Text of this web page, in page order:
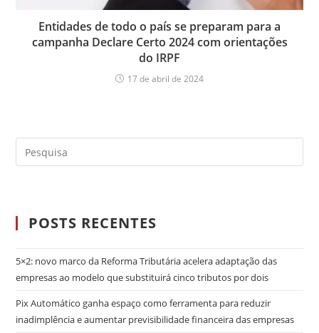
Entidades de todo o país se preparam para a
campanha Declare Certo 2024 com orientações
do IRPF
17 de abril de 2024
POSTS RECENTES
5×2: novo marco da Reforma Tributária acelera adaptação das
empresas ao modelo que substituirá cinco tributos por dois
Pix Automático ganha espaço como ferramenta para reduzir
inadimplência e aumentar previsibilidade financeira das empresas